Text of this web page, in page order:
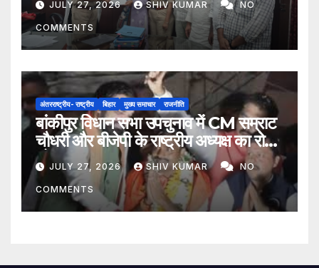
JULY 27, 2026 SHIV KUMAR NO
COMMENTS
अंतरराष्ट्रीय- राष्ट्रीय बिहार मुख्य समाचार राजनीति
बांकीपुर विधान सभा उपचुनाव में CM सम्राट
चौधरी और बीजेपी के राष्ट्रीय अध्यक्ष का रोड
शोJULY 27, 2026 SHIV KUMAR NO
COMMENTS